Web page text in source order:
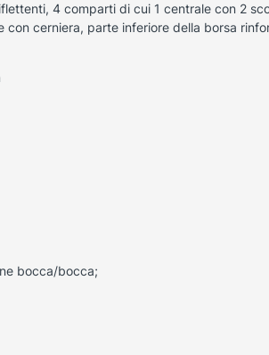
4 comparti di cui 1 centrale con 2
cerniera, parte inferiore della borsa
bocca/bocca;